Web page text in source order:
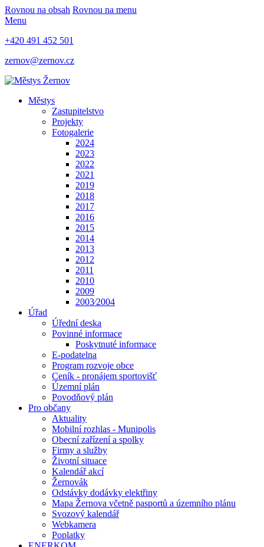
Rovnou na obsah Rovnou na menu
Menu
+420 491 452 501
zernov@zernov.cz
Městys
Zastupitelstvo
Projekty
Fotogalerie
2024
2023
2022
2021
2019
2018
2017
2016
2015
2014
2013
2012
2011
2010
2009
2003⁄2004
Úřad
Úřední deska
Povinné informace
Poskytnuté informace
E-podatelna
Program rozvoje obce
Ceník - pronájem sportovišť
Územní plán
Povodňový plán
Pro občany
Aktuality
Mobilní rozhlas - Munipolis
Obecní zařízení a spolky
Firmy a služby
Životní situace
Kalendář akcí
Žernovák
Odstávky dodávky elektřiny
Mapa Žernova včetně pasportů a územního plánu
Svozový kalendář
Webkamera
Poplatky